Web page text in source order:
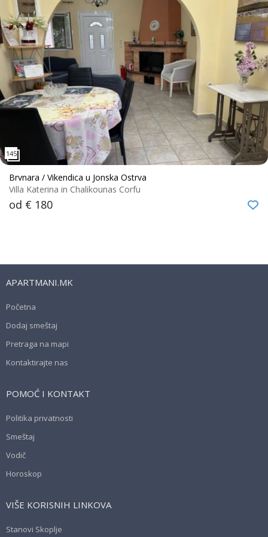
Brvnara / Vikendica u Jonska Ostrva
Villa Katerina in Chalikounas Corfu
od € 180
APARTMANI.MK
Početna
Dodaj smeštaj
Pretraga na mapi
Kontaktirajte nas
POMOĆ I KONTAKT
Politika privatnosti
Smeštaj
Vodič
Horoskop
VIŠE KORISNIH LINKOVA
Stanovi Skoplje